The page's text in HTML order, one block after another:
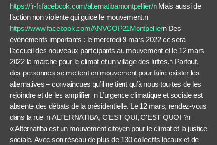
https://fr-fr.facebook.com/alternatibamontpellier/n Mais aussi de
l’action non violente qui guide le mouvement.n
https://www.facebook.com/ANVCOP21Montpelliern Des
évènements importants : le mercredi 9 mars 2022 ce sera
l’accueil des nouveaux participants au mouvement et le 12 mars
2022 la marche pour le climat et un village des luttes.n Partout,
des personnes se mettent en mouvement pour faire exister les
alternatives – convaincues qu’il ne tient qu’à nous tou·tes de les
rejoindre et de les amplifier !n L’urgence climatique et sociale est
absente des débats de la présidentielle. Le 12 mars, rendez-vous
dans la rue !n ALTERNATIBA, C’EST QUI, C’EST QUOI ?n
« Alternatiba est un mouvement citoyen pour le climat et la justice
sociale. Avec son réseau de plus de 130 collectifs locaux et de